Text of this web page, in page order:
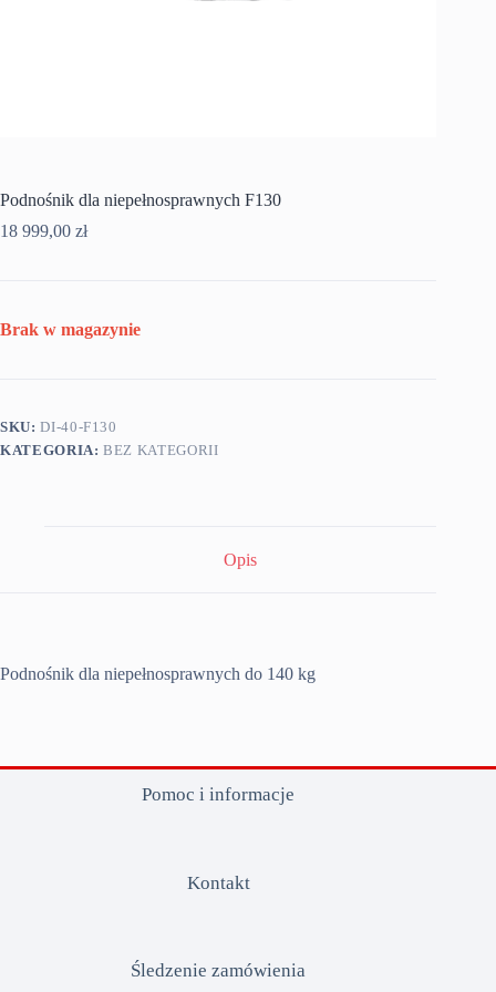
Podnośnik dla niepełnosprawnych F130
18 999,00 zł
Brak w magazynie
SKU:DI-40-F130
KATEGORIA:BEZ KATEGORII
Opis
Podnośnik dla niepełnosprawnych do 140 kg
Pomoc i informacje
Kontakt
Śledzenie zamówienia